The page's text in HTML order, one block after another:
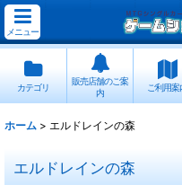
メニュー
カテゴリ
販売店舗のご案
内
ご利用案
ホーム > エルドレインの森
エルドレインの森